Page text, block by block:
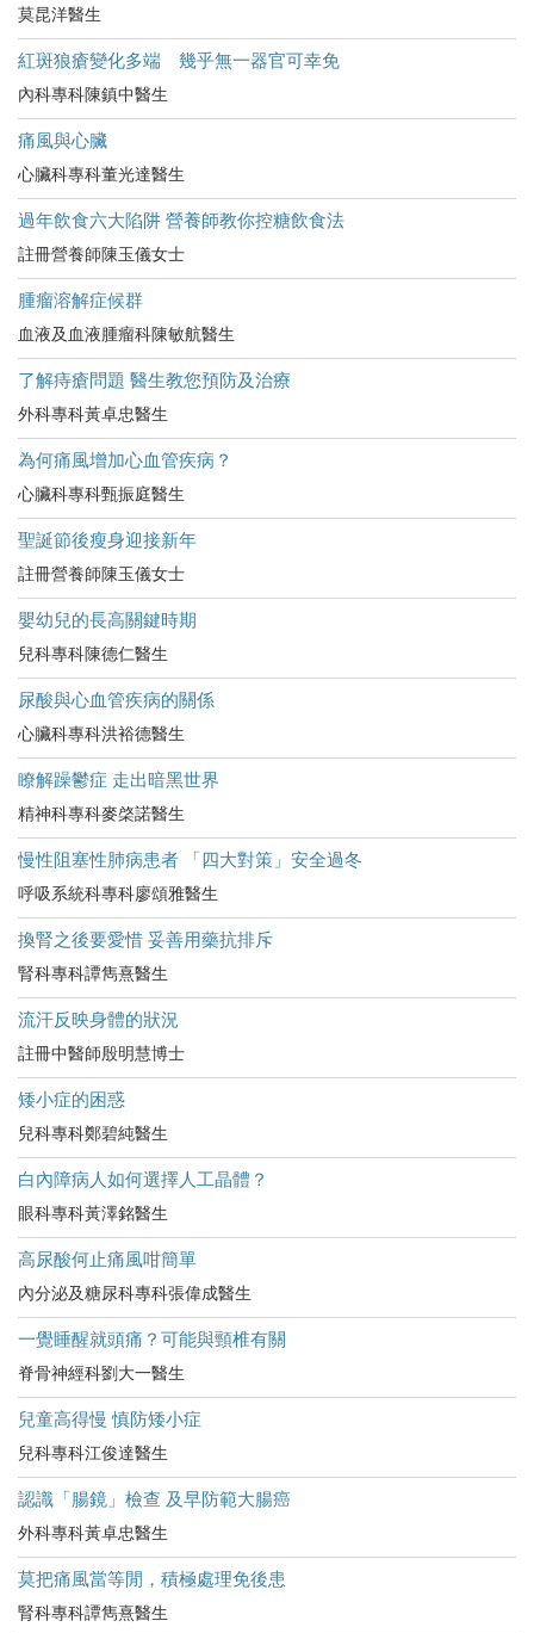
莫昆洋醫生
紅斑狼瘡變化多端 幾乎無一器官可幸免
內科專科陳鎮中醫生
痛風與心臟
心臟科專科董光達醫生
過年飲食六大陷阱 營養師教你控糖飲食法
註冊營養師陳玉儀女士
腫瘤溶解症候群
血液及血液腫瘤科陳敏航醫生
了解痔瘡問題 醫生教您預防及治療
外科專科黃卓忠醫生
為何痛風增加心血管疾病？
心臟科專科甄振庭醫生
聖誕節後瘦身迎接新年
註冊營養師陳玉儀女士
嬰幼兒的長高關鍵時期
兒科專科陳德仁醫生
尿酸與心血管疾病的關係
心臟科專科洪裕德醫生
瞭解躁鬱症 走出暗黑世界
精神科專科麥棨諾醫生
慢性阻塞性肺病患者 「四大對策」安全過冬
呼吸系統科專科廖頌雅醫生
換腎之後要愛惜 妥善用藥抗排斥
腎科專科譚雋熹醫生
流汗反映身體的狀況
註冊中醫師殷明慧博士
矮小症的困惑
兒科專科鄭碧純醫生
白內障病人如何選擇人工晶體？
眼科專科黃澤銘醫生
高尿酸何止痛風咁簡單
內分泌及糖尿科專科張偉成醫生
一覺睡醒就頭痛？可能與頸椎有關
脊骨神經科劉大一醫生
兒童高得慢 慎防矮小症
兒科專科江俊達醫生
認識「腸鏡」檢查 及早防範大腸癌
外科專科黃卓忠醫生
莫把痛風當等閒，積極處理免後患
腎科專科譚雋熹醫生